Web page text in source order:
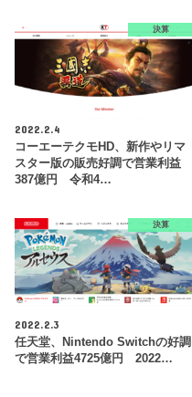
決算
2022.2.4
コーエーテクモHD、新作やリマ
スター版の販売好調で営業利益
387億円 令和4…
決算
2022.2.3
任天堂、Nintendo Switchの好調
で営業利益4725億円 2022…